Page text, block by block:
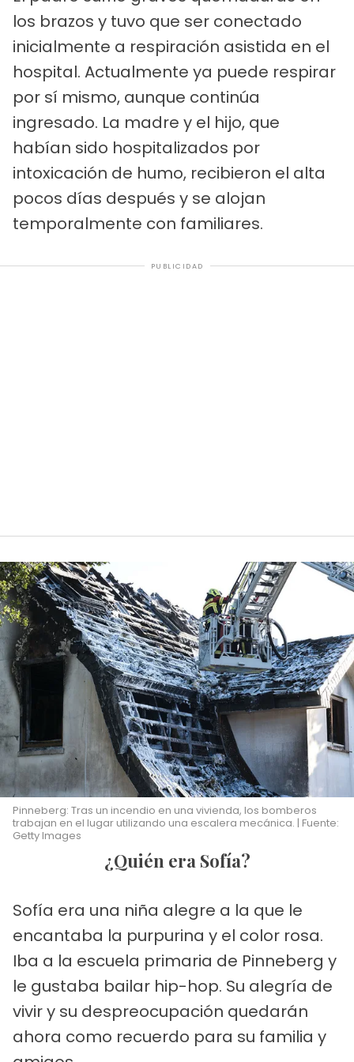
los brazos y tuvo que ser conectado
inicialmente a respiración asistida en el
hospital. Actualmente ya puede respirar
por sí mismo, aunque continúa
ingresado. La madre y el hijo, que
habían sido hospitalizados por
intoxicación de humo, recibieron el alta
pocos días después y se alojan
temporalmente con familiares.
PUBLICIDAD
Pinneberg: Tras un incendio en una vivienda, los bomberos
trabajan en el lugar utilizando una escalera mecánica. | Fuente:
Getty Images
¿Quién era Sofía?
Sofía era una niña alegre a la que le
encantaba la purpurina y el color rosa.
Iba a la escuela primaria de Pinneberg y
le gustaba bailar hip-hop. Su alegría de
vivir y su despreocupación quedarán
ahora como recuerdo para su familia y